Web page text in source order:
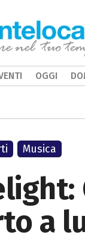
a
Musica
OGGI